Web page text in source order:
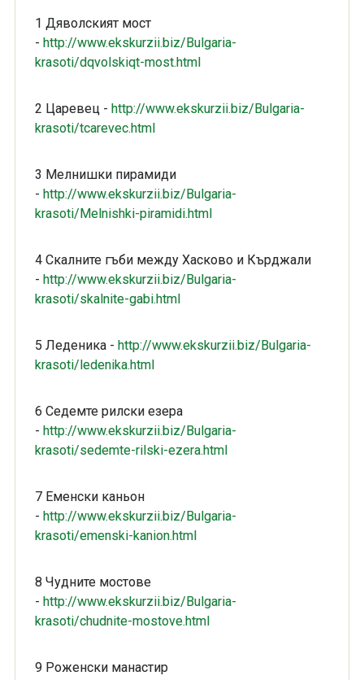
1 Дяволският мост
- http://www.ekskurzii.biz/Bulgaria-
krasoti/dqvolskiqt-most.html
2 Царевец - http://www.ekskurzii.biz/Bulgaria-
krasoti/tcarevec.html
3 Мелнишки пирамиди
- http://www.ekskurzii.biz/Bulgaria-
krasoti/Melnishki-piramidi.html
4 Скалните гъби между Хасково и Кърджали
- http://www.ekskurzii.biz/Bulgaria-
krasoti/skalnite-gabi.html
5 Леденика - http://www.ekskurzii.biz/Bulgaria-
krasoti/ledenika.html
6 Седемте рилски езера
- http://www.ekskurzii.biz/Bulgaria-
krasoti/sedemte-rilski-ezera.html
7 Еменски каньон
- http://www.ekskurzii.biz/Bulgaria-
krasoti/emenski-kanion.html
8 Чудните мостове
- http://www.ekskurzii.biz/Bulgaria-
krasoti/chudnite-mostove.html
9 Роженски манастир